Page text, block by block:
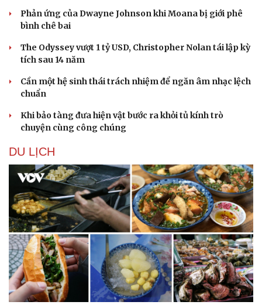
Văn hóa
Giải trí
Phản ứng của Dwayne Johnson khi Moana bị giới phê
bình chê bai
The Odyssey vượt 1 tỷ USD, Christopher Nolan tái lập kỳ
tích sau 14 năm
Cần một hệ sinh thái trách nhiệm để ngăn âm nhạc lệch
chuẩn
Khi bảo tàng đưa hiện vật bước ra khỏi tủ kính trò
chuyện cùng công chúng
DU LỊCH